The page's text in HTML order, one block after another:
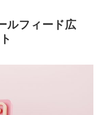
ルフィード広